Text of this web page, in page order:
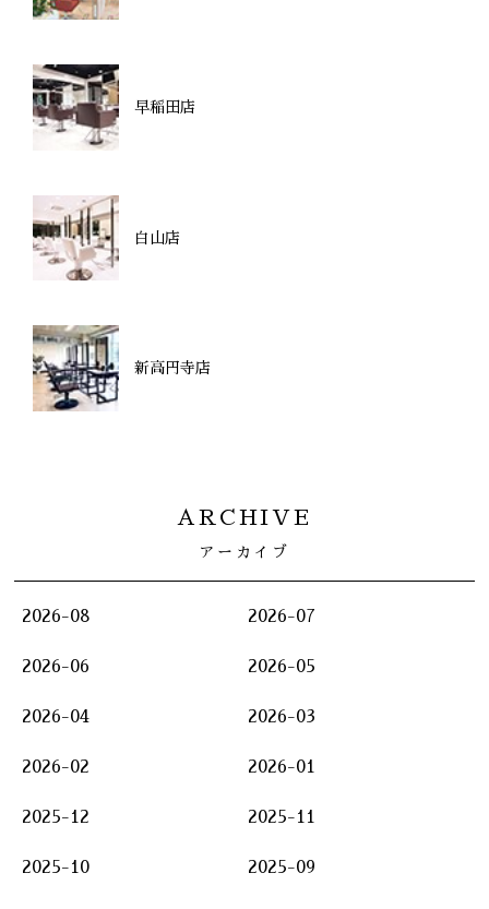
早稲田店
白山店
新高円寺店
ARCHIVE
アーカイブ
2026-08 2026-07
2026-06 2026-05
2026-04 2026-03
2026-02 2026-01
2025-12 2025-11
2025-10 2025-09